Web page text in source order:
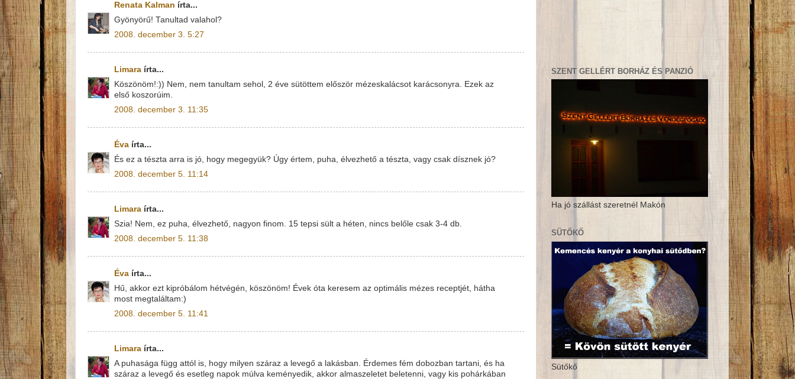
Renata Kalman írta...
Gyönyörű! Tanultad valahol?
2008. december 3. 5:27
Limara írta...
Köszönöm!:)) Nem, nem tanultam sehol, 2 éve sütöttem először mézeskalácsot karácsonyra. Ezek az
első koszorúim.
2008. december 3. 11:35
Éva írta...
És ez a tészta arra is jó, hogy megegyük? Úgy értem, puha, élvezhető a tészta, vagy csak dísznek jó?
2008. december 5. 11:14
Limara írta...
Szia! Nem, ez puha, élvezhető, nagyon finom. 15 tepsi sült a héten, nincs belőle csak 3-4 db.
2008. december 5. 11:38
Éva írta...
Hű, akkor ezt kipróbálom hétvégén, köszönöm! Évek óta keresem az optimális mézes receptjét, hátha
most megtaláltam:)
2008. december 5. 11:41
Limara írta...
A puhasága függ attól is, hogy milyen száraz a levegő a lakásban. Érdemes fém dobozban tartani, és ha
száraz a levegő és esetleg napok múlva keményedik, akkor almaszeletet beletenni, vagy kis pohárkában
SZENT GELLÉRT BORHÁZ ÉS PANZIÓ
Ha jó szállást szeretnél Makón
SÜTŐKŐ
Sütőkő